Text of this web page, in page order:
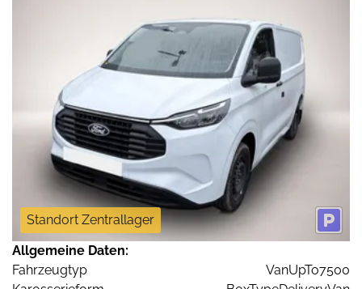
Standort Zentrallager
Allgemeine Daten:
Fahrzeugtyp
VanUpTo7500